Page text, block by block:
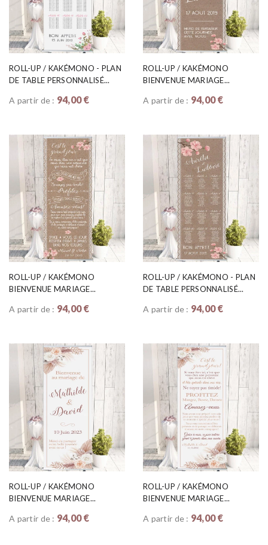
ROLL-UP / KAKÉMONO - PLAN
DE TABLE PERSONNALISÉ...
A partir de : 94,00 €
ROLL-UP / KAKÉMONO
BIENVENUE MARIAGE...
A partir de : 94,00 €
ROLL-UP / KAKÉMONO
BIENVENUE MARIAGE...
A partir de : 94,00 €
ROLL-UP / KAKÉMONO - PLAN
DE TABLE PERSONNALISÉ...
A partir de : 94,00 €
ROLL-UP / KAKÉMONO
BIENVENUE MARIAGE...
A partir de : 94,00 €
ROLL-UP / KAKÉMONO
BIENVENUE MARIAGE...
A partir de : 94,00 €